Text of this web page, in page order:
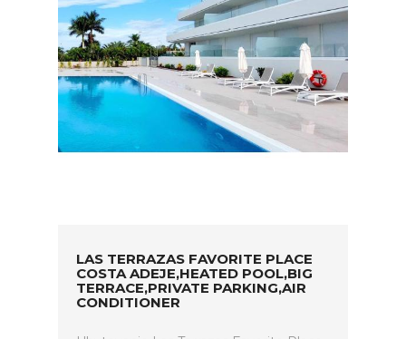
LAS TERRAZAS FAVORITE PLACE
COSTA ADEJE,HEATED POOL,BIG
TERRACE,PRIVATE PARKING,AIR
CONDITIONER